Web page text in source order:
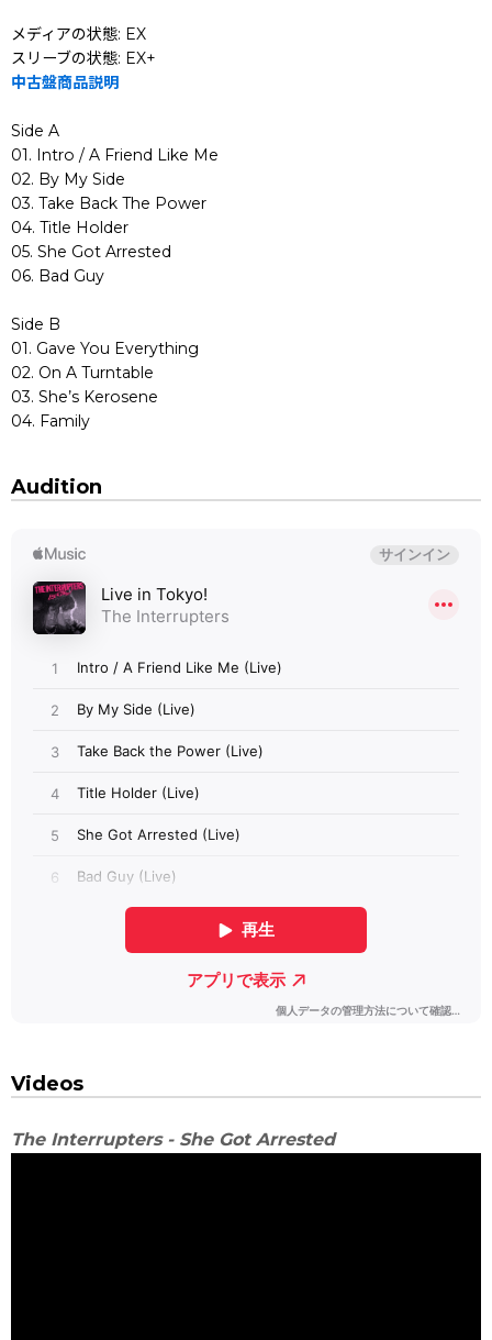
メディアの状態: EX
スリーブの状態: EX+
中古盤商品説明
Side A
01. Intro / A Friend Like Me
02. By My Side
03. Take Back The Power
04. Title Holder
05. She Got Arrested
06. Bad Guy
Side B
01. Gave You Everything
02. On A Turntable
03. She’s Kerosene
04. Family
Audition
Videos
The Interrupters - She Got Arrested